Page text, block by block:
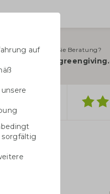
Benötigen Sie Beratung?
auf